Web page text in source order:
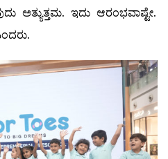
ಅತ್ಯುತ್ತಮ. ಇದು ಆರಂಭವಾಷ್ಟೇ.